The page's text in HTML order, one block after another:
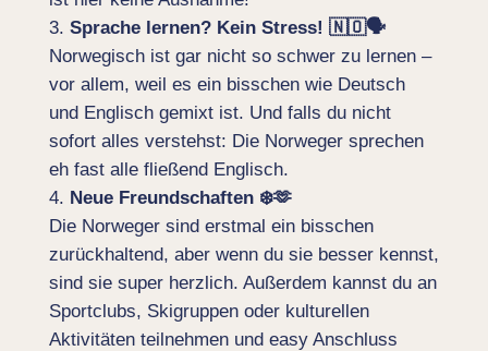
Sprache lernen? Kein Stress! 🇳🇴🗣️
Norwegisch ist gar nicht so schwer zu lernen –
vor allem, weil es ein bisschen wie Deutsch
und Englisch gemixt ist. Und falls du nicht
sofort alles verstehst: Die Norweger sprechen
eh fast alle fließend Englisch.
Neue Freundschaften ❄️🫶
Die Norweger sind erstmal ein bisschen
zurückhaltend, aber wenn du sie besser kennst,
sind sie super herzlich. Außerdem kannst du an
Sportclubs, Skigruppen oder kulturellen
Aktivitäten teilnehmen und easy Anschluss